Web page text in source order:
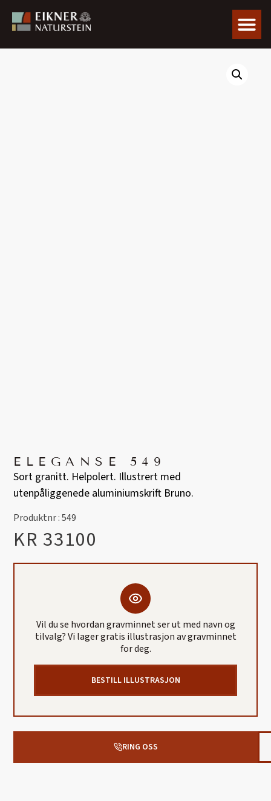
ELEGANSE 549
Sort granitt. Helpolert. Illustrert med
utenpåliggenede aluminiumskrift Bruno.
Produktnr : 549
KR 33100
Vil du se hvordan gravminnet ser ut med navn og
tilvalg? Vi lager gratis illustrasjon av gravminnet
for deg.
BESTILL ILLUSTRASJON
RING OSS